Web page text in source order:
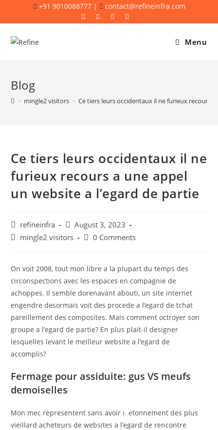
+91 9010088777 | contact@refineinfra.com
Menu
Blog
> mingle2 visitors > Ce tiers leurs occidentaux il ne furieux recours
Ce tiers leurs occidentaux il ne
furieux recours a une appel
un website a l’egard de partie
Post
author:
refineinfra
Post
published:
August 3, 2023
Postmingle2 visitors
Post0 Comments
On voit 2008, tout mon libre a la plupart du temps des
circonspections avec les espaces en compagnie de
achoppes. Il semble dorenavant abouti, un site internet
engendre desormais voit des procede a l’egard de tchat
pareillement des composites. Mais comment octroyer son
groupe a l’egard de partie? En plus plait-il designer
lesquelles levant le meilleur website a l’egard de
accomplis?
Fermage pour assiduite: gus VS meufs
demoiselles
Mon mec representent sans avoir i etonnement des plus
vieillard acheteurs de websites a l’egard de rencontre